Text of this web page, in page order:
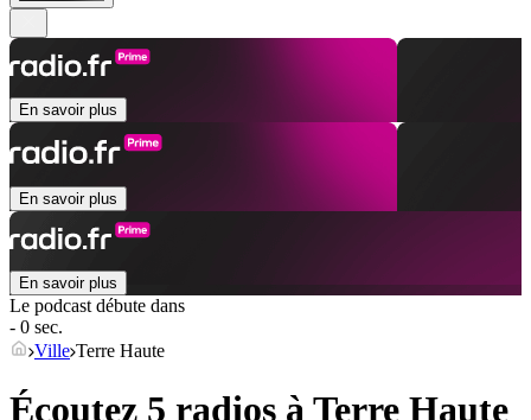
En savoir plus
En savoir plus
En savoir plus
Le podcast débute dans
- 0 sec.
Ville Terre Haute
Écoutez 5 radios à Terre Haute